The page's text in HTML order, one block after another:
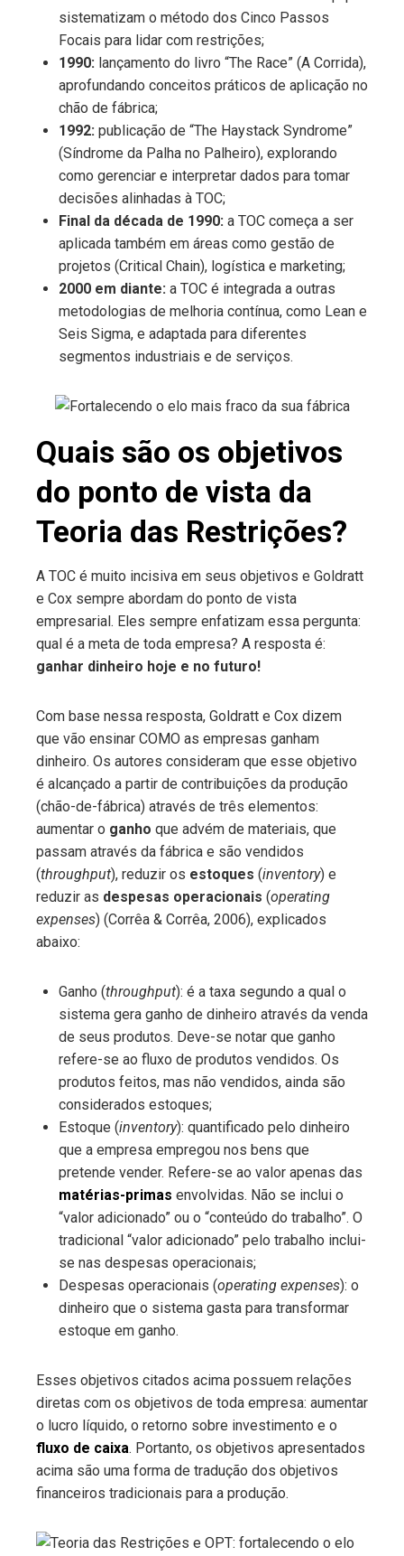
sistematizam o método dos Cinco Passos
Focais para lidar com restrições;
1990: lançamento do livro “The Race” (A Corrida),
aprofundando conceitos práticos de aplicação no
chão de fábrica;
1992: publicação de “The Haystack Syndrome”
(Síndrome da Palha no Palheiro), explorando
como gerenciar e interpretar dados para tomar
decisões alinhadas à TOC;
Final da década de 1990: a TOC começa a ser
aplicada também em áreas como gestão de
projetos (Critical Chain), logística e marketing;
2000 em diante: a TOC é integrada a outras
metodologias de melhoria contínua, como Lean e
Seis Sigma, e adaptada para diferentes
segmentos industriais e de serviços.
Quais são os objetivos
do ponto de vista da
Teoria das Restrições?
A TOC é muito incisiva em seus objetivos e Goldratt
e Cox sempre abordam do ponto de vista
empresarial. Eles sempre enfatizam essa pergunta:
qual é a meta de toda empresa? A resposta é:
ganhar dinheiro hoje e no futuro!
Com base nessa resposta, Goldratt e Cox dizem
que vão ensinar COMO as empresas ganham
dinheiro. Os autores consideram que esse objetivo
é alcançado a partir de contribuições da produção
(chão-de-fábrica) através de três elementos:
aumentar o ganho que advém de materiais, que
passam através da fábrica e são vendidos
(throughput), reduzir os estoques (inventory) e
reduzir as despesas operacionais (operating
expenses) (Corrêa & Corrêa, 2006), explicados
abaixo:
Ganho (throughput): é a taxa segundo a qual o
sistema gera ganho de dinheiro através da venda
de seus produtos. Deve-se notar que ganho
refere-se ao fluxo de produtos vendidos. Os
produtos feitos, mas não vendidos, ainda são
considerados estoques;
Estoque (inventory): quantificado pelo dinheiro
que a empresa empregou nos bens que
pretende vender. Refere-se ao valor apenas das
matérias-primas envolvidas. Não se inclui o
“valor adicionado” ou o “conteúdo do trabalho”. O
tradicional “valor adicionado” pelo trabalho inclui-
se nas despesas operacionais;
Despesas operacionais (operating expenses): o
dinheiro que o sistema gasta para transformar
estoque em ganho.
Esses objetivos citados acima possuem relações
diretas com os objetivos de toda empresa: aumentar
o lucro líquido, o retorno sobre investimento e o
fluxo de caixa. Portanto, os objetivos apresentados
acima são uma forma de tradução dos objetivos
financeiros tradicionais para a produção.